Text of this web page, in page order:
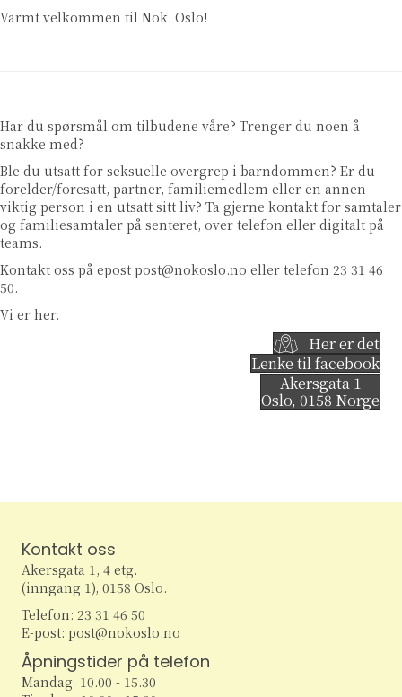
Varmt velkommen til Nok. Oslo!
Har du spørsmål om tilbudene våre? Trenger du noen å
snakke med?
Ble du utsatt for seksuelle overgrep i barndommen? Er du
forelder/foresatt, partner, familiemedlem eller en annen
viktig person i en utsatt sitt liv? Ta gjerne kontakt for samtaler
og familiesamtaler på senteret, over telefon eller digitalt på
teams.
Kontakt oss på epost post@nokoslo.no eller telefon 23 31 46
50.
Vi er her.
Her er det
Lenke til facebook
Akersgata 1
Oslo, 0158 Norge
Kontakt oss
Akersgata 1, 4 etg.
(inngang 1), 0158 Oslo.
Telefon: 23 31 46 50
E-post: post@nokoslo.no
Åpningstider på telefon
Mandag 10.00 - 15.30